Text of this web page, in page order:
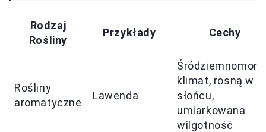
Rodzaj
Rośliny
Przykłady Cechy
Rośliny
aromatyczne
Lawenda
klimat, rosną w
słońcu,
umiarkowana
wilgotność